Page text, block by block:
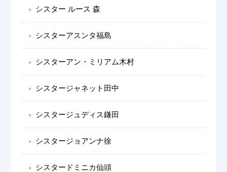
シスター ルース 森
シスターアスンタ福島
シスターアン・ミリアム木村
シスタージャネット田中
シスタージュディス鎌田
シスタージョアンナ徐
シスタードミニカ仙頭